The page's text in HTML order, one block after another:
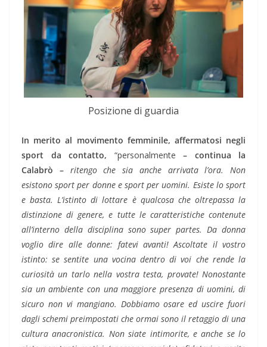
Posizione di guardia
In merito al movimento femminile, affermatosi negli
sport da contatto, “personalmente – continua la
Calabrò – ritengo che sia anche arrivata l’ora. Non
esistono sport per donne e sport per uomini. Esiste lo sport
e basta. L’istinto di lottare è qualcosa che oltrepassa la
distinzione di genere, e tutte le caratteristiche contenute
all’interno della disciplina sono super partes. Da donna
voglio dire alle donne: fatevi avanti! Ascoltate il vostro
istinto: se sentite una vocina dentro di voi che rende la
curiosità un tarlo nella vostra testa, provate! Nonostante
sia un ambiente con una maggiore presenza di uomini, di
sicuro non vi mangiano. Dobbiamo osare ed uscire fuori
dagli schemi preimpostati che ormai sono il retaggio di una
cultura anacronistica. Non siate intimorite, e anche se lo